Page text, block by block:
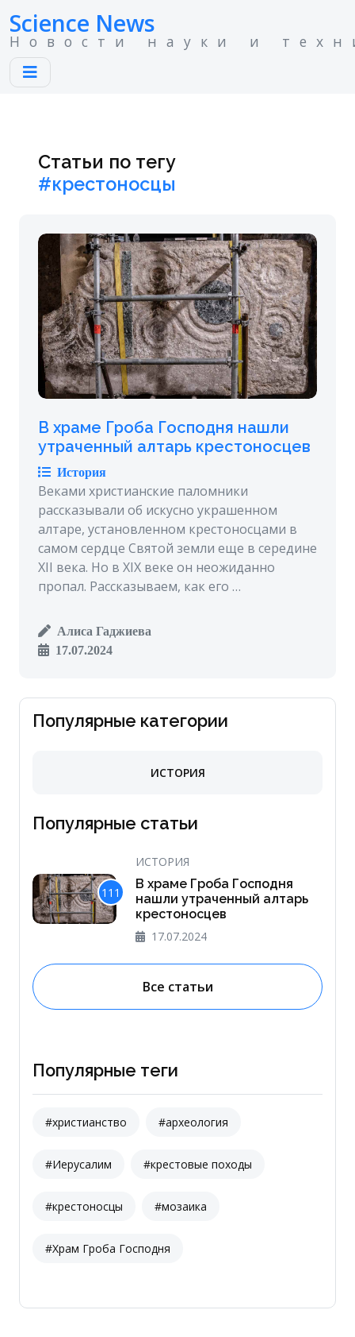
Science News
Новости науки и
Статьи по тегу
#крестоносцы
В храме Гроба Господня нашли
утраченный алтарь крестоносцев
История
Веками христианские паломники
рассказывали об искусно украшенном
алтаре, установленном крестоносцами в
самом сердце Святой земли еще в середине
XII века. Но в XIX веке он неожиданно
пропал. Рассказываем, как его …
Алиса Гаджиева
17.07.2024
Популярные категории
ИСТОРИЯ
Популярные статьи
111
ИСТОРИЯ
В храме Гроба Господня
нашли утраченный алтарь
крестоносцев
17.07.2024
Все статьи
Популярные теги
#христианство #археология
#Иерусалим #крестовые походы
#крестоносцы #мозаика
#Храм Гроба Господня